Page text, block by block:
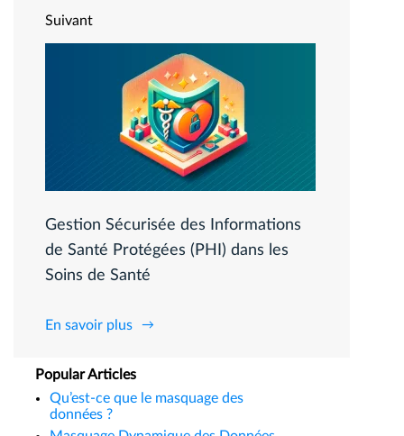
Suivant
Gestion Sécurisée des Informations
de Santé Protégées (PHI) dans les
Soins de Santé
En savoir plus
Popular Articles
Qu’est-ce que le masquage des
données ?